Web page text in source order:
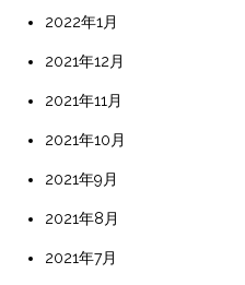
2022年1月
2021年12月
2021年11月
2021年10月
2021年9月
2021年8月
2021年7月